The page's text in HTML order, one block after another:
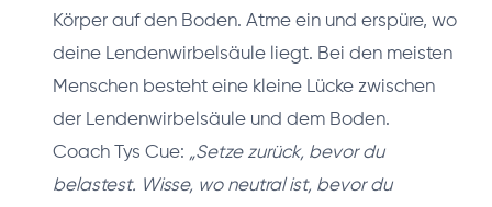
Körper auf den Boden. Atme ein und erspüre, wo
deine Lendenwirbelsäule liegt. Bei den meisten
Menschen besteht eine kleine Lücke zwischen
der Lendenwirbelsäule und dem Boden.
Coach Tys Cue: „Setze zurück, bevor du
belastest. Wisse, wo neutral ist, bevor du